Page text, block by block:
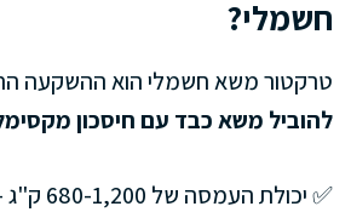
חשמלי?
טרקטור משא חשמלי הוא ההשקעה
להוביל משא כבד עם חיסכון
✅ יכולת